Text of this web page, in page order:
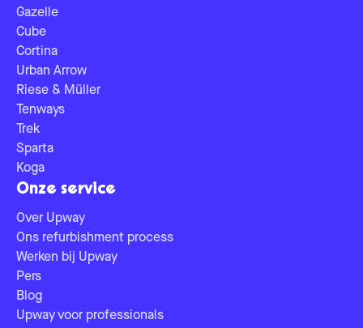
Gazelle
Cube
Cortina
Urban Arrow
Riese & Müller
Tenways
Trek
Sparta
Koga
Onze service
Over Upway
Ons refurbishment process
Werken bij Upway
Pers
Blog
Upway voor professionals